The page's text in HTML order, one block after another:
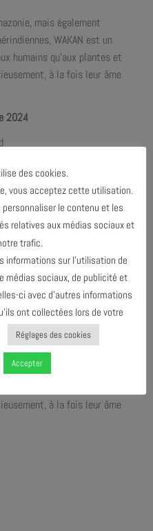
mais également
WAKAN est un
humains qu’aux plantes et
à la fois leur âme
2024
– Bon Caillou
d’Alexandre Dumas, le
musicale dédiée à
répertoire original et
d’emblée saisi par les
évidentes, familières. Pour
structure complexe et
simple, aux multiples
mais également
WAKAN est un
à la fois leur âme
des cookies.
vous acceptez cette utilisation.
le contenu et les
relatives aux médias sociaux et
trafic.
informations sur l’utilisation de
médias sociaux, de publicité et
ci avec d’autres informations
ont collectées lors de votre
Réglages des cookies
Accepter